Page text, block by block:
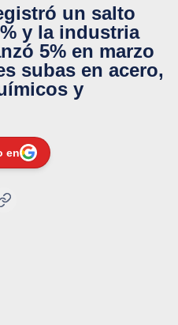
un salto
y la industria
5% en marzo
subas en acero,
y
en